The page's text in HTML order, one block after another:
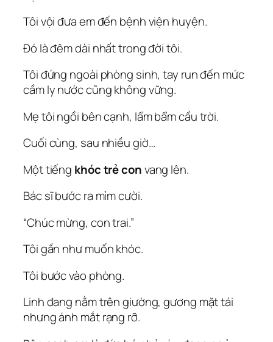
Tôi vội đưa em đến bệnh viện huyện.
Đó là đêm dài nhất trong đời tôi.
Tôi đứng ngoài phòng sinh, tay run đến mức
cầm ly nước cũng không vững.
Mẹ tôi ngồi bên cạnh, lẩm bẩm cầu trời.
Cuối cùng, sau nhiều giờ…
Một tiếng khóc trẻ convang lên.
Bác sĩ bước ra mỉm cười.
“Chúc mừng, con trai.”
Tôi gần như muốn khóc.
Tôi bước vào phòng.
Linh đang nằm trên giường, gương mặt tái
nhưng ánh mắt rạng rỡ.